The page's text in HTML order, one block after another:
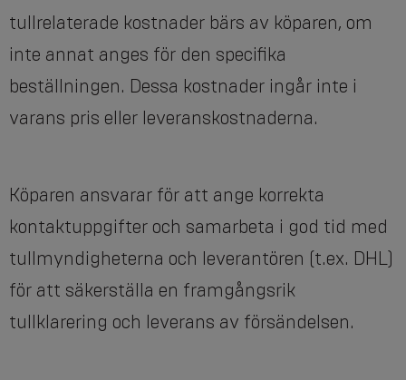
tullrelaterade kostnader bärs av köparen, om
inte annat anges för den specifika
beställningen. Dessa kostnader ingår inte i
varans pris eller leveranskostnaderna.
Köparen ansvarar för att ange korrekta
kontaktuppgifter och samarbeta i god tid med
tullmyndigheterna och leverantören (t.ex. DHL)
för att säkerställa en framgångsrik
tullklarering och leverans av försändelsen.